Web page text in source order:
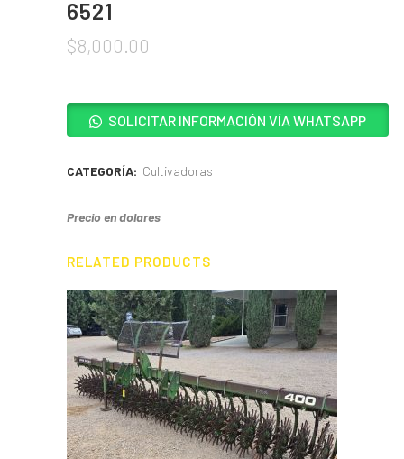
6521
$8,000.00
SOLICITAR INFORMACIÓN VÍA WHATSAPP
CATEGORÍA: Cultivadoras
Precio en dolares
RELATED PRODUCTS